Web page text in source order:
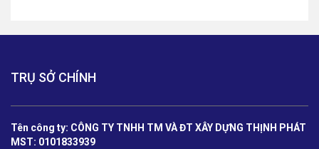
TRỤ SỞ CHÍNH
Tên công ty: CÔNG TY TNHH TM VÀ ĐT XÂY DỰNG THỊNH PHÁT
MST: 0101833939